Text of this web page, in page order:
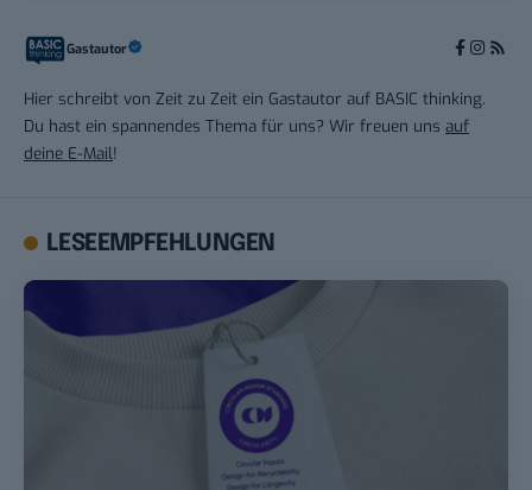
Gastautor
Hier schreibt von Zeit zu Zeit ein Gastautor auf BASIC thinking.
Du hast ein spannendes Thema für uns? Wir freuen uns auf
deine E-Mail!
LESEEMPFEHLUNGEN